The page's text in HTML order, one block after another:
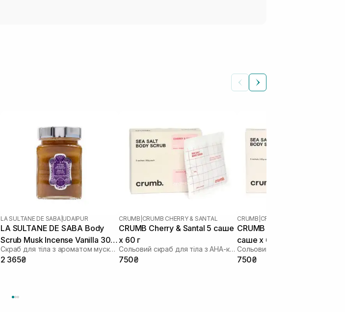
LA SULTANE DE SABA| UDAIPUR
LA SULTANE DE SABA Body
Scrub Musk Incense Vanilla 300
мл
Скраб для тіла з ароматом мускуса, ладану та ванілі
2 365₴
CRUMB CRUMB CHERRY & SANTAL
CRUMB Cherry & Santal 5 саше
х 60 г
Сольовий скраб для тіла з AHA-кислотами
750₴
CRUMB CRUMB VETIVER &
CRUMB Vetiver & Bergamot 5
саше х 60 г
750₴